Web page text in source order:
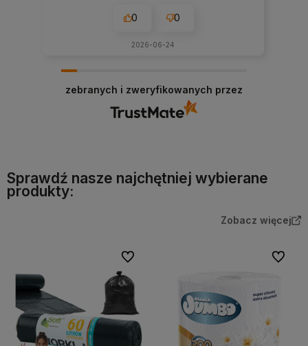
0 0
2026-06-24
zebranych i zweryfikowanych przez
Sprawdź nasze najchętniej wybierane
produkty:
Zobacz więcej
Do ulubionych Do